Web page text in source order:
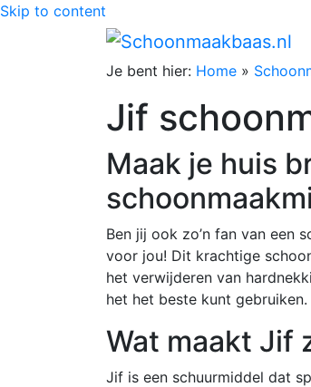
Skip to content
Je bent hier: Home »
Jif
Maak je huis
Ben jij ook zo’n fan van een
voor jou! Dit krachtige
het verwijderen van
het het beste kunt
Wat maakt Jif
Jif is een schuurmiddel dat